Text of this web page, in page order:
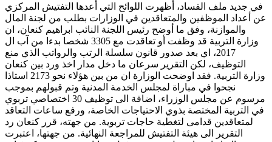
في جديد ملف الفساد، أظهرت اللوائح التي أعدها التفتيش المركزي
عن أعداد الموظفين والمتعاقدين في الوزارات بطلب من لجنة المال
والموازنة، وفق ما أوضح رئيس اللجنة النائب ابراهيم كنعان، ان
وزارة التربية قد وظفت أو تعاقدت مع 3305 شخصا بدءا من آب ال
2017، اي بعد صدور قانون سلسلة الرتب والرواتب الذي منع
التوظيف، لكن التقرير سرعان ما دخل مدار اخذ ورد بين كنعان
وزارة التربية. فقد اوضحت الوزارة ان من بين هؤلاء نحو 2173 استاذا
نجحوا في مباراة لمجلس الخدمة المدنية وتم قبولهم بموجب
مرسوم عن مجلس الوزراء، اضافة الى توظيف 30 اختصاصي تربوي
في التربية المختصة بذوي الاحتياجات الخاصة، ورفع ساعات التعاقد
لمتعاقدين قدامى لتغطية حاجات تربوية. من جهته، قرر كنعان رد
التقرير الى هيئة التفتيش للمراجعة النهائية. من جهتها، اعتبرت